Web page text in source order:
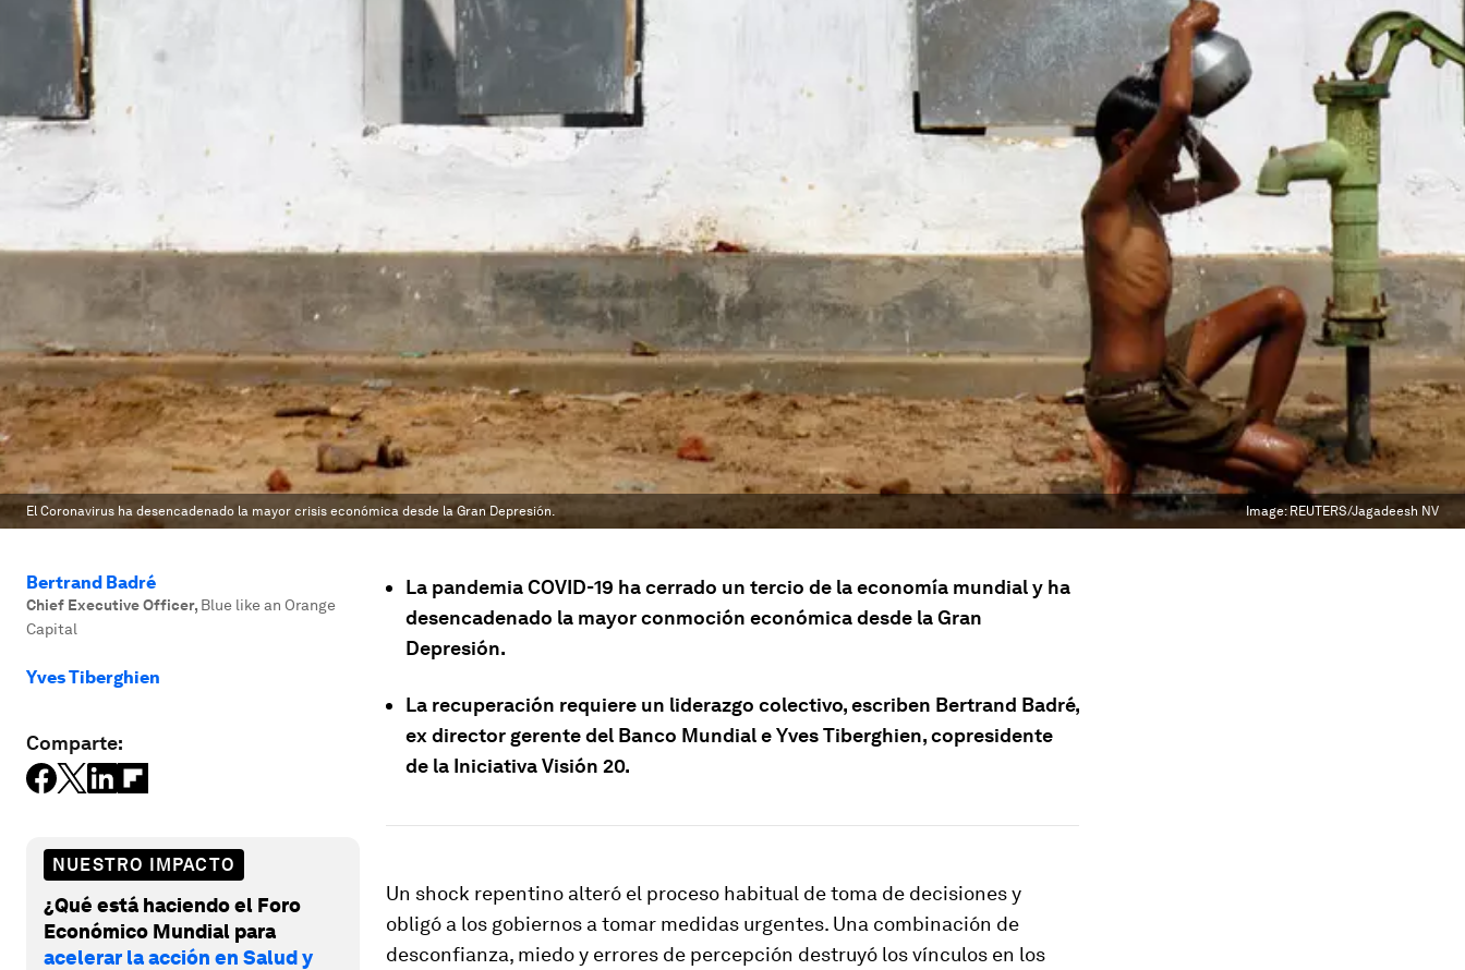
El Coronavirus ha desencadenado la mayor crisis económica desde la Gran Depresión. Image:REUTERS/Jagadeesh NV
Bertrand Badré
Chief Executive Officer, Blue like an Orange
Capital
Yves Tiberghien
Comparte:
NUESTRO IMPACTO
¿Qué está haciendo el Foro
Económico Mundial para
acelerar la acción en Salud y
La pandemia COVID-19 ha cerrado un tercio de la economía mundial y ha
desencadenado la mayor conmoción económica desde la Gran
Depresión.
La recuperación requiere un liderazgo colectivo, escriben Bertrand Badré,
ex director gerente del Banco Mundial e Yves Tiberghien, copresidente
de la Iniciativa Visión 20.
Un shock repentino alteró el proceso habitual de toma de decisiones y
obligó a los gobiernos a tomar medidas urgentes. Una combinación de
desconfianza, miedo y errores de percepción destruyó los vínculos en los